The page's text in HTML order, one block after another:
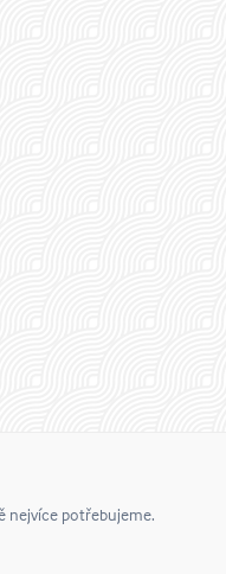
nejvíce potřebujeme.